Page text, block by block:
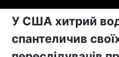
У США хитрий
спантеличив